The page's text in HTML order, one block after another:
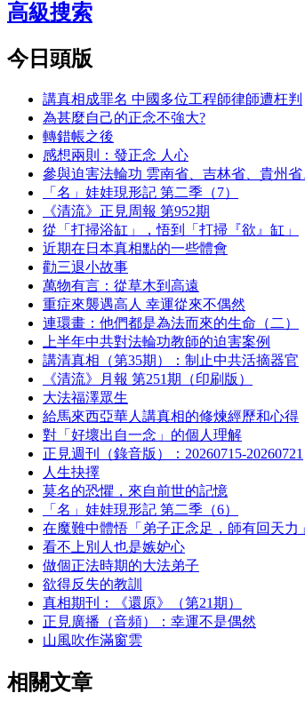
高級搜索
今日頭版
講真相成罪名 中國多位工程師律師遭枉判
為甚麼自己的正念不強大?
轉錯帳之後
感想兩則：發正念 人心
參與迫害法輪功 雲南省、吉林省、貴州
「名」娃娃現形記 第二季（7）
《清流》正見周報 第952期
從「打掃浴缸」，悟到「打掃『欲』缸」
近期在日本真相點的一些體會
勸三退小故事
萬物有言：從草木到高遠
重症來襲遇高人 幸運從來不偶然
連環畫：他們都是為法而來的生命（二）
上半年中共對法輪功教師的迫害案例
講清真相（第35期）：制止中共活摘器官
《清流》月報 第251期（印刷版）
大法福澤眾生
給馬來西亞華人講真相的修煉經歷和心得
對「好壞出自一念」的個人理解
正見週刊（錄音版）：20260715-20260721
人生抉擇
莫名的恐懼，來自前世的記憶
「名」娃娃現形記 第二季（6）
在魔難中體悟「弟子正念足，師有回天力
看不上別人也是嫉妒心
做個正法時期的大法弟子
欲得反失的教訓
真相期刊：《還原》（第21期）
正見廣播（音頻）：幸運不是偶然
山風吹作滿窗雲
相關文章